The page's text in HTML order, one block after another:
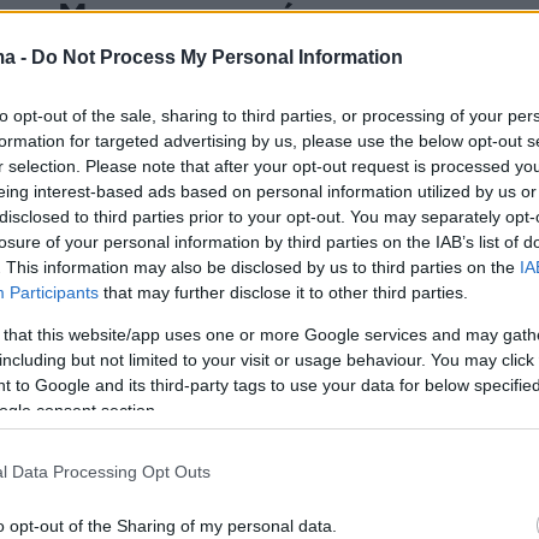
- Do Not Process My Personal Information
opt-out of the sale, sharing to third parties, or processing of your
for targeted advertising by us, please use the below opt-out
selection. Please note that after your opt-out request is processed
interest-based ads based on personal information utilized by us
to third parties prior to your opt-out. You may separately
of your personal information by third parties on the IAB’s list of
This information may also be disclosed by us to third parties on the
Participants that may further disclose it to other third parties.
that this website/app uses one or more Google services and may
but not limited to your visit or usage behaviour. You may
to Google and its third-party tags to use your data for below
consent section.
Data Processing Opt Outs
opt-out of the Sharing of my personal data.
«Με χρησιμοποίησε ο
δεν έχει προσωπικότητα
(βίντεο)
με τον οποίο έφυγε από την Μπαρτσελόνα μίλησε ο
Ισπανίας, Λουίς Σουάρες, κατηγορώντας τον Ζοσέπ
πως τον χρησιμοποίησε και μετά τον
παράλληλα τον Ρόναλντ Κούμαν ως
χωρίς προσωπικότητα»
«Ο Νεϊμάρ θα είχε γυρίσει,
Μπαρτομέου επέλεξε
επιτελείο της Μπαρτσελόνα, αποκαλύπτοντας την